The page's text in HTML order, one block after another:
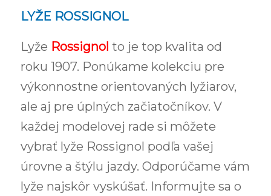
LYŽE ROSSIGNOL
Lyže Rossignol to je top kvalita od
roku 1907. Ponúkame kolekciu pre
výkonnostne orientovaných lyžiarov,
ale aj pre úplných začiatočníkov. V
každej modelovej rade si môžete
vybrať lyže Rossignol podľa vašej
úrovne a štýlu jazdy. Odporúčame vám
lyže najskôr vyskúšať. Informujte sa o